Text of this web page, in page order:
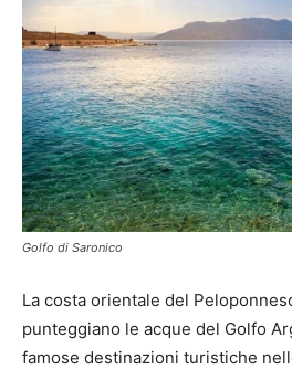
Golfo di Saronico
La costa orientale del
punteggiano le acque del Golfo
famose destinazioni turistiche